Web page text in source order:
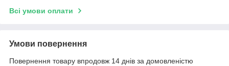
Всі умови оплати
Умови повернення
Повернення товару впродовж 14 днів за домовленістю